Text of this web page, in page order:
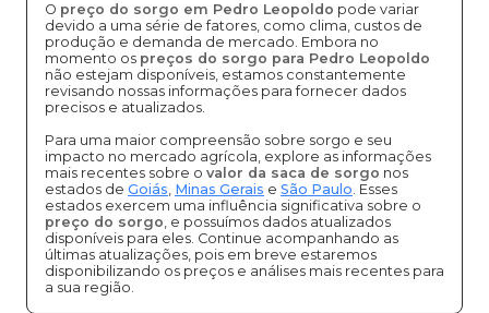
O preço do sorgo em Pedro Leopoldo pode variar
devido a uma série de fatores, como clima, custos de
produção e demanda de mercado. Embora no
momento os preços do sorgo para Pedro Leopoldo
não estejam disponíveis, estamos constantemente
revisando nossas informações para fornecer dados
precisos e atualizados.
Para uma maior compreensão sobre sorgo e seu
impacto no mercado agrícola, explore as informações
mais recentes sobre o valor da saca de sorgo nos
estados de Goiás, Minas Gerais e São Paulo. Esses
estados exercem uma influência significativa sobre o
preço do sorgo, e possuímos dados atualizados
disponíveis para eles. Continue acompanhando as
últimas atualizações, pois em breve estaremos
disponibilizando os preços e análises mais recentes para
a sua região.